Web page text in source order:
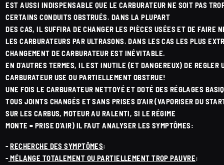
EST AUSSI INDISPENSABLE QUE LE CARBURATEUR NE SOIT PAS
CERTAINS CONDUITS OBSTRUÉS. DANS LA PLUPART
DES CAS, IL SUFFIRA DE CHANGER LES PIÈCES USÉES ET DE FAIRE
LES CARBURATEURS PAR ULTRASONS. DANS LES CAS LES PLUS
CHANGEMENT DE CARBURATEUR EST INÉVITABLE.
EN D'AUTRES TERMES, IL EST INUTILE (ET DANGEREUX) DE REGLER
CARBURATEUR USE OU PARTIELLEMENT OBSTRUE!
UNE FOIS LE CARBURATEUR NETTOYÉ ET DOTÉ DES RÉGLAGES
TOUS JOINTS CHANGÉS ET SANS PRISES D'AIR (VAPORISER DU
SUR LES CARBUS, MOTEUR AU RALENTI, SI LE RÉGIME
MONTE = PRISE D'AIR) IL FAUT ANALYSER LES SYMPTÔMES:
-RECHERCHE DES SYMPTÔMES:
- MÉLANGE TOTALEMENT OU PARTIELLEMENT TROP PAUVRE: